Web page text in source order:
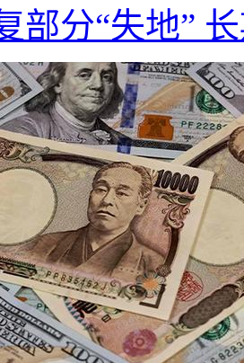
部分“失地”